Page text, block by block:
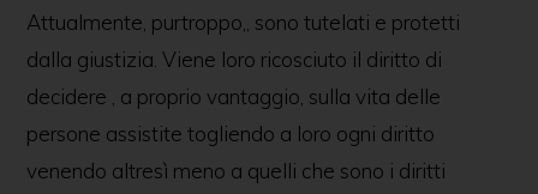
Attualmente, purtroppo,, sono tutelati e protetti
dalla giustizia. Viene loro ricosciuto il diritto di
decidere , a proprio vantaggio, sulla vita delle
persone assistite togliendo a loro ogni diritto
venendo altresì meno a quelli che sono i diritti